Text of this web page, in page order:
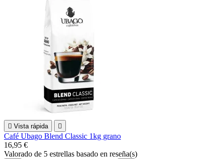
 Vista rápida 
Café Ubago Blend Classic 1kg grano
16,95 €
Valorado de 5 estrellas basado en reseña(s)